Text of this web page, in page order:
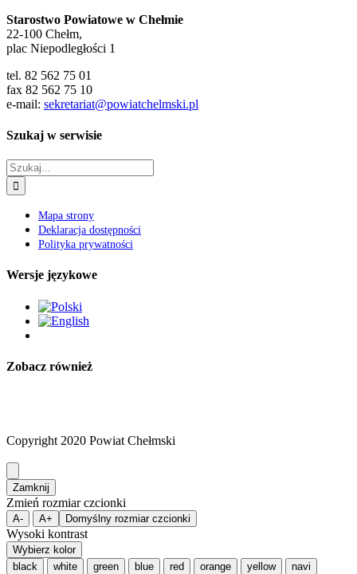
Starostwo Powiatowe w Chełmie
22-100 Chełm,
plac Niepodległości 1
tel. 82 562 75 01
fax 82 562 75 10
e-mail: sekretariat@powiatchelmski.pl
Szukaj w serwisie
Szukaj
Mapa strony
Deklaracja dostępności
Polityka prywatności
Wersje językowe
Zobacz również
Copyright 2020 Powiat Chełmski
Zamknij
Zmień rozmiar czcionki
A- A+ Domyślny rozmiar czcionki
Wysoki kontrast
Wybierz kolor
black
white green blue red orange yellow navi